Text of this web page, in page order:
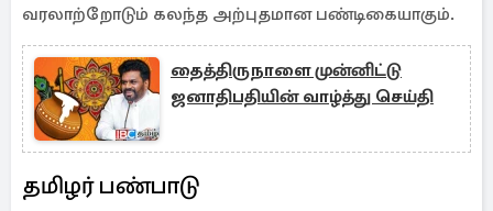
வரலாற்றோடும் கலந்த அற்புதமான பண்டிகையாகும்.
தைத்திருநாளை முன்னிட்டு
ஜனாதிபதியின் வாழ்த்து செய்தி
தமிழர் பண்பாடு